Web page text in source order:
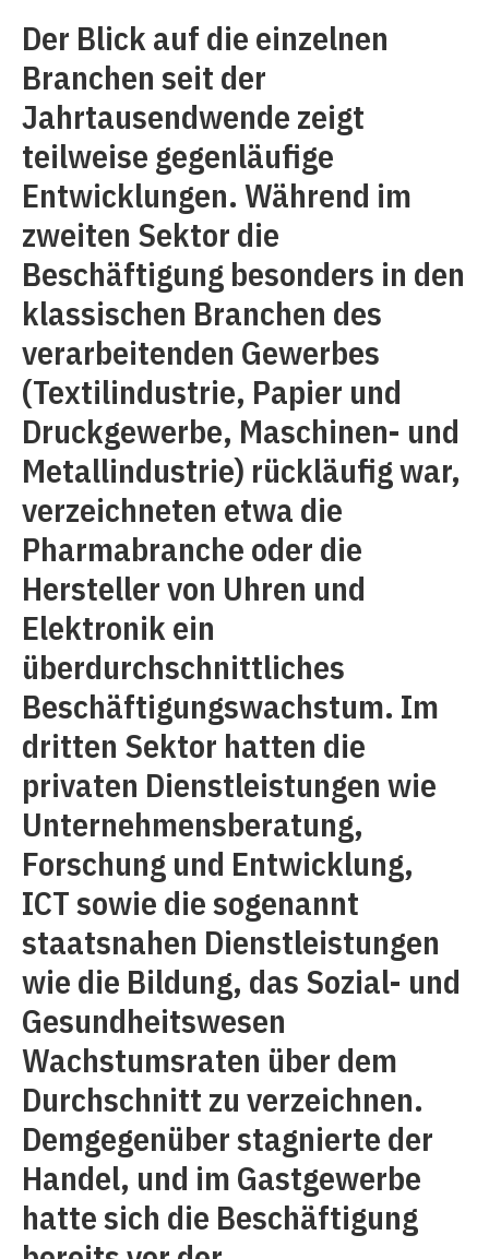
Der Blick auf die einzelnen
Branchen seit der
Jahrtausendwende zeigt
teilweise gegenläufige
Entwicklungen. Während im
zweiten Sektor die
Beschäftigung besonders in den
klassischen Branchen des
verarbeitenden Gewerbes
(Textilindustrie, Papier und
Druckgewerbe, Maschinen- und
Metallindustrie) rückläufig war,
verzeichneten etwa die
Pharmabranche oder die
Hersteller von Uhren und
Elektronik ein
überdurchschnittliches
Beschäftigungswachstum. Im
dritten Sektor hatten die
privaten Dienstleistungen wie
Unternehmensberatung,
Forschung und Entwicklung,
ICT sowie die sogenannt
staatsnahen Dienstleistungen
wie die Bildung, das Sozial- und
Gesundheitswesen
Wachstumsraten über dem
Durchschnitt zu verzeichnen.
Demgegenüber stagnierte der
Handel, und im Gastgewerbe
hatte sich die Beschäftigung